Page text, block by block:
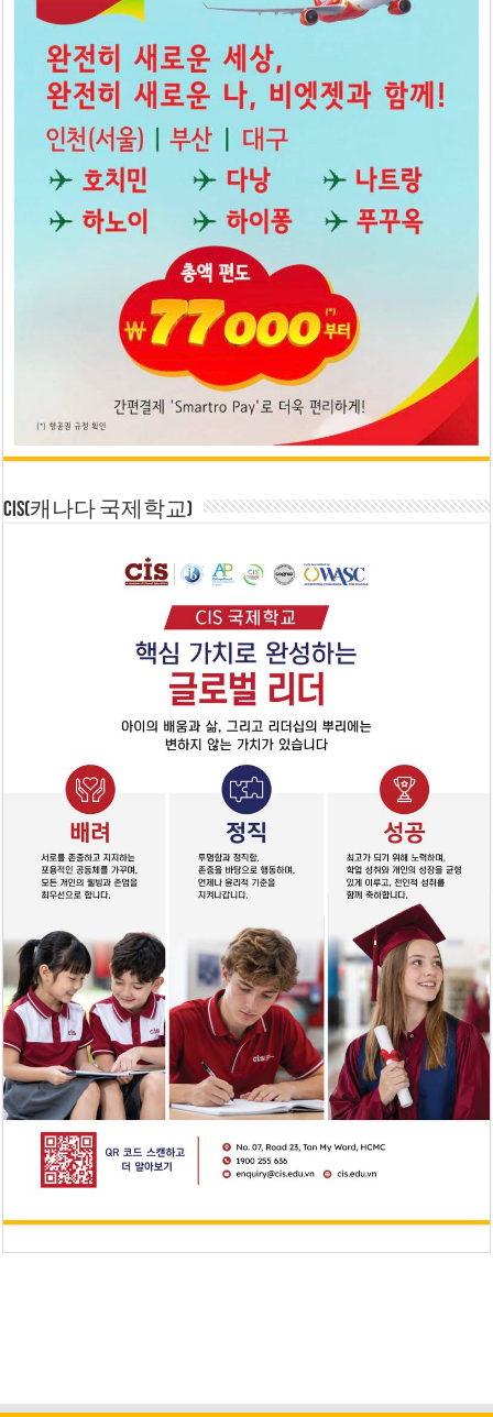
CIS(캐나다 국제학교)